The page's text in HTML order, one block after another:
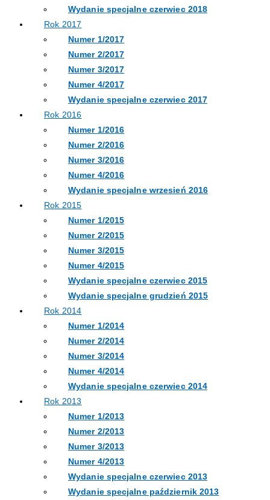
Wydanie specjalne czerwiec 2018
Rok 2017
Numer 1/2017
Numer 2/2017
Numer 3/2017
Numer 4/2017
Wydanie specjalne czerwiec 2017
Rok 2016
Numer 1/2016
Numer 2/2016
Numer 3/2016
Numer 4/2016
Wydanie specjalne wrzesień 2016
Rok 2015
Numer 1/2015
Numer 2/2015
Numer 3/2015
Numer 4/2015
Wydanie specjalne czerwiec 2015
Wydanie specjalne grudzień 2015
Rok 2014
Numer 1/2014
Numer 2/2014
Numer 3/2014
Numer 4/2014
Wydanie specjalne czerwiec 2014
Rok 2013
Numer 1/2013
Numer 2/2013
Numer 3/2013
Numer 4/2013
Wydanie specjalne czerwiec 2013
Wydanie specjalne październik 2013